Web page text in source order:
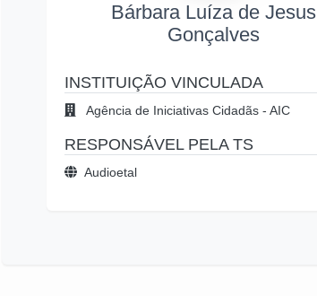
Bárbara Luíza de Jesus
Gonçalves
INSTITUIÇÃO VINCULADA
Agência de Iniciativas Cidadãs - AIC
RESPONSÁVEL PELA TS
Audioetal